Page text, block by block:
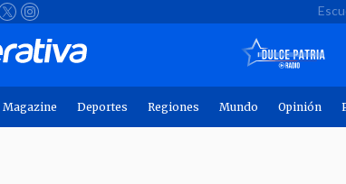
Magazine Deportes Regiones Mundo Opinión